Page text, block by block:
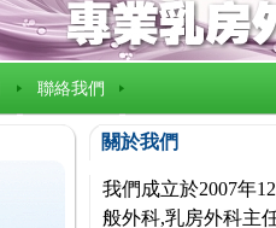
聯絡我們
關於我們
我們成立於2007年
般外科,乳房外科主